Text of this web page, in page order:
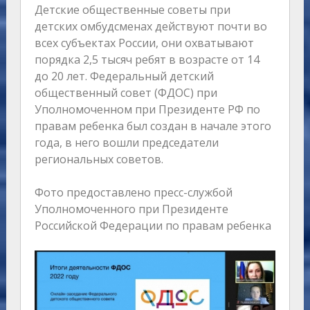
Детские общественные советы при
детских омбудсменах действуют почти во
всех субъектах России, они охватывают
порядка 2,5 тысяч ребят в возрасте от 14
до 20 лет. Федеральный детский
общественный совет (ФДОС) при
Уполномоченном при Президенте РФ по
правам ребенка был создан в начале этого
года, в него вошли председатели
региональных советов.
Фото предоставлено пресс-службой
Уполномоченного при Президенте
Российской Федерации по правам ребенка